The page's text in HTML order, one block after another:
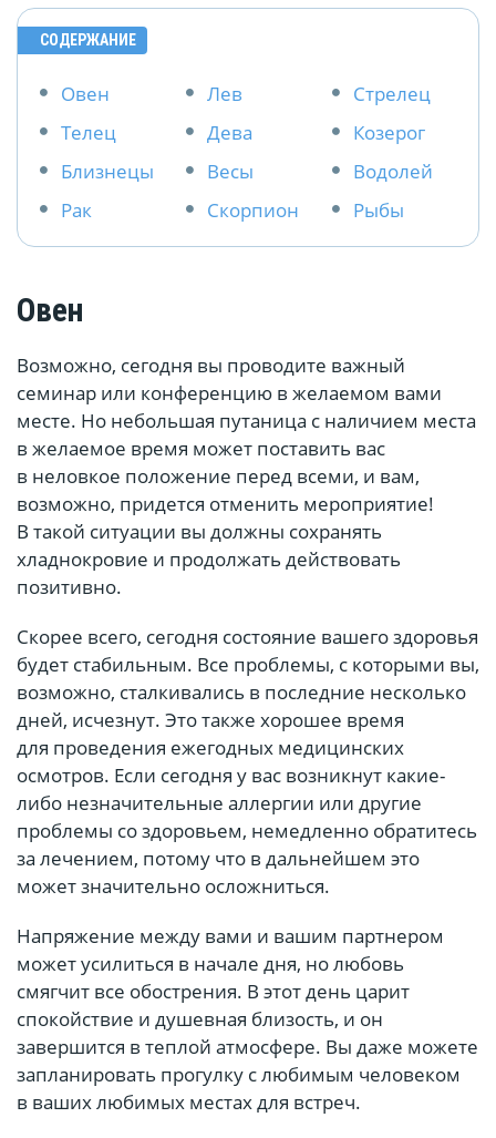
СОДЕРЖАНИЕ
Овен
Телец
Близнецы
Рак
Лев
Дева
Весы
Скорпион
Стрелец
Козерог
Водолей
Рыбы
Овен
Возможно, сегодня вы проводите важный
семинар или конференцию в желаемом вами
месте. Но небольшая путаница с наличием места
в желаемое время может поставить вас
в неловкое положение перед всеми, и вам,
возможно, придется отменить мероприятие!
В такой ситуации вы должны сохранять
хладнокровие и продолжать действовать
позитивно.
Скорее всего, сегодня состояние вашего здоровья
будет стабильным. Все проблемы, с которыми вы,
возможно, сталкивались в последние несколько
дней, исчезнут. Это также хорошее время
для проведения ежегодных медицинских
осмотров. Если сегодня у вас возникнут какие-
либо незначительные аллергии или другие
проблемы со здоровьем, немедленно обратитесь
за лечением, потому что в дальнейшем это
может значительно осложниться.
Напряжение между вами и вашим партнером
может усилиться в начале дня, но любовь
смягчит все обострения. В этот день царит
спокойствие и душевная близость, и он
завершится в теплой атмосфере. Вы даже можете
запланировать прогулку с любимым человеком
в ваших любимых местах для встреч.